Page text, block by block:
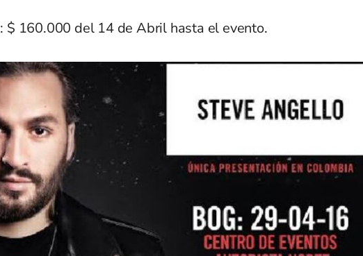
$ 160.000 del 14 de Abril hasta el evento.